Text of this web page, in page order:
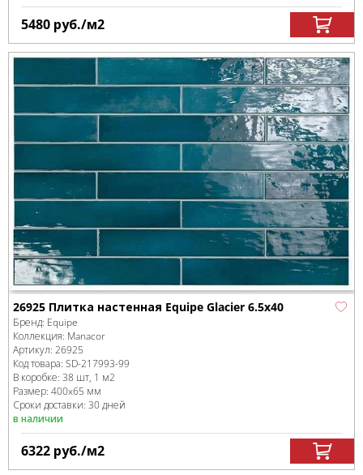
5480 руб./м2
26925 Плитка настенная Equipe Glacier 6.5x40
Бренд: Equipe
Коллекция: Manacor
Артикул: 26925
Код товара: SD-217993-99
В коробке: 38 шт, 1 м2
Размер: 400x65 мм
Сроки доставки: 30 дней
в наличии
6322 руб./м2